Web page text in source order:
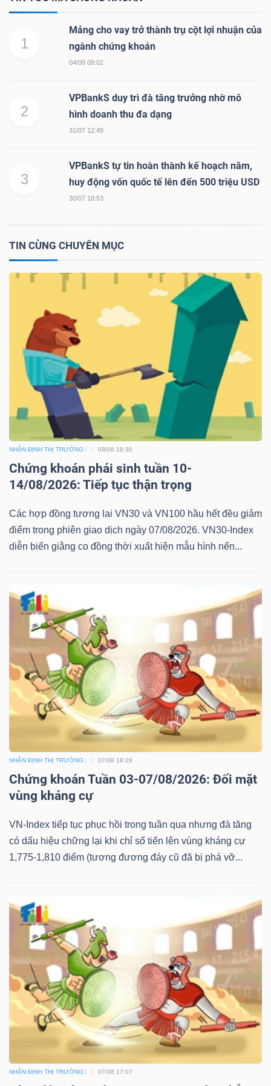
1
Mảng cho vay trở thành trụ cột lợi nhuận của
ngành chứng khoán
04/08 09:02
2
VPBankS duy trì đà tăng trưởng nhờ mô
hình doanh thu đa dạng
31/07 12:49
3
VPBankS tự tin hoàn thành kế hoạch năm,
huy động vốn quốc tế lên đến 500 triệu USD
30/07 18:53
TIN CÙNG CHUYÊN MỤC
NHẬN ĐỊNH THỊ TRƯỜNG 08/08 19:30
Chứng khoán phái sinh tuần 10-
14/08/2026: Tiếp tục thận trọng
Các hợp đồng tương lai VN30 và VN100 hầu hết đều giảm
điểm trong phiên giao dịch ngày 07/08/2026. VN30-Index
diễn biến giằng co đồng thời xuất hiện mẫu hình nến...
NHẬN ĐỊNH THỊ TRƯỜNG 07/08 18:28
Chứng khoán Tuần 03-07/08/2026: Đối mặt
vùng kháng cự
VN-Index tiếp tục phục hồi trong tuần qua nhưng đà tăng
có dấu hiệu chững lại khi chỉ số tiến lên vùng kháng cự
1,775-1,810 điểm (tương đương đáy cũ đã bị phá vỡ...
NHẬN ĐỊNH THỊ TRƯỜNG 07/08 17:07
viết
(-)
phân
ngữ
Dịch
vụ
Đào
chính
Công
đầu
tư
thông
tài
chính
tài
chính